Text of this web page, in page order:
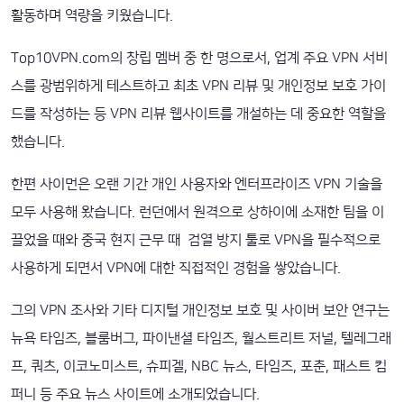
활동하며 역량을 키웠습니다.
Top10VPN.com의 창립 멤버 중 한 명으로서, 업계 주요 VPN 서비
스를 광범위하게 테스트하고 최초 VPN 리뷰 및 개인정보 보호 가이
드를 작성하는 등 VPN 리뷰 웹사이트를 개설하는 데 중요한 역할을
했습니다.
한편 사이먼은 오랜 기간 개인 사용자와 엔터프라이즈 VPN 기술을
모두 사용해 왔습니다. 런던에서 원격으로 상하이에 소재한 팀을 이
끌었을 때와 중국 현지 근무 때 검열 방지 툴로 VPN을 필수적으로
사용하게 되면서 VPN에 대한 직접적인 경험을 쌓았습니다.
그의 VPN 조사와 기타 디지털 개인정보 보호 및 사이버 보안 연구는
뉴욕 타임즈, 블룸버그, 파이낸셜 타임즈, 월스트리트 저널, 텔레그래
프, 쿼츠, 이코노미스트, 슈피겔, NBC 뉴스, 타임즈, 포춘, 패스트 컴
퍼니 등 주요 뉴스 사이트에 소개되었습니다.